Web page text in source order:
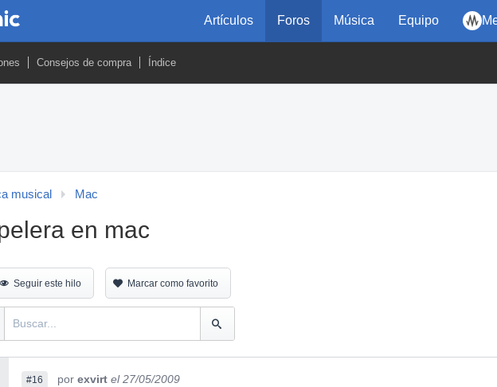
Artículos Foros Música Equipo
Consejos de compra Índice
musical Mac
en mac
Seguir este hilo Marcar como favorito
#16 por exvirt el 27/05/2009